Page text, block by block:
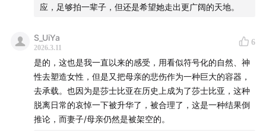
应，足够拍一辈子，但还是希望她走出更广阔的天地。
S_UiYa
2026.3.11
6
是的，这也是我一直以来的感受，用看似符号化的自然、神
性去塑造女性，但是又把母亲的悲伤作为一种巨大的容器，
去承载。也因为是莎士比亚在历史上成为了莎士比亚，这种
脱离日常的哀悼一下被升华了，被合理了，这是一种结果倒
推论，而妻子/母亲仍然是被架空的。